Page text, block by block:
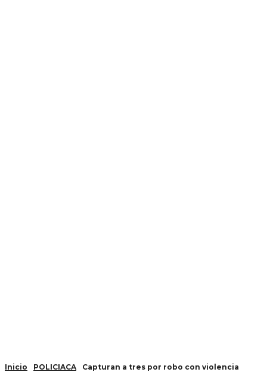
Inicio POLICIACA Capturan a tres por robo con violencia